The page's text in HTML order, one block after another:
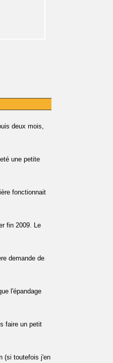
deux mois,
une petite
fonctionnait
fin 2009. Le
demande de
l'épandage
faire un petit
(si toutefois j'en